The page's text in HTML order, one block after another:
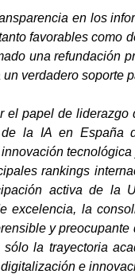
en los
favorables como
una refundación
verdadero
el papel de
la IA en España
rankings
activa de la
excelencia, la
y
la trayectoria
e